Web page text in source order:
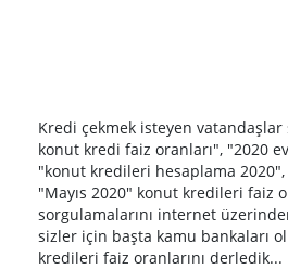
Kredi çekmek isteyen vatandaşlar
konut kredi faiz oranları", "2020
"konut kredileri hesaplama
"Mayıs 2020" konut kredileri faiz
sorgulamalarını internet
sizler için başta kamu bankaları
kredileri faiz oranlarını derledik...